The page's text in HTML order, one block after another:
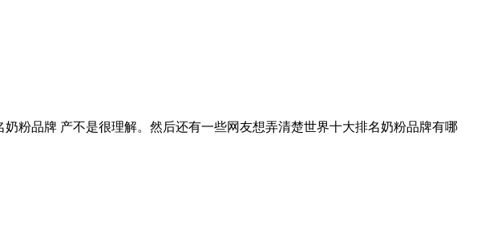
粉品牌 产不是很理解。然后还有一些网友想弄清楚世界十大排名奶粉品牌有哪